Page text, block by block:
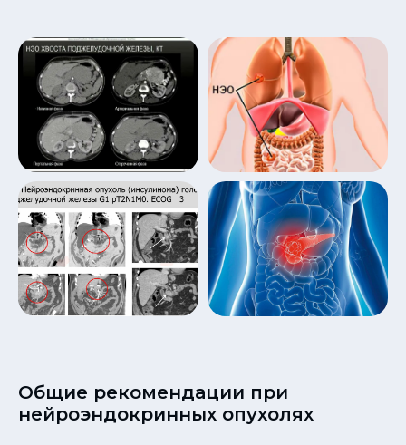
Общие рекомендации при
нейроэндокринных опухолях